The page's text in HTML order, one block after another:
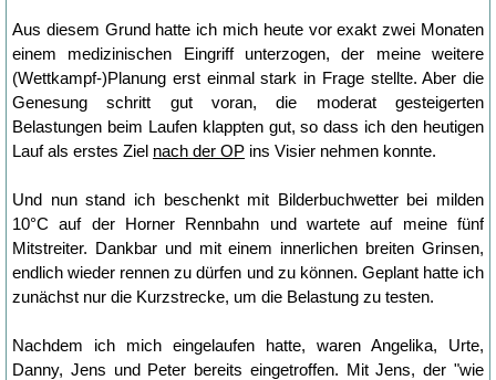
Aus diesem Grund hatte ich mich heute vor exakt zwei Monaten
einem medizinischen Eingriff unterzogen, der meine weitere
(Wettkampf-)Planung erst einmal stark in Frage stellte. Aber die
Genesung schritt gut voran, die moderat gesteigerten
Belastungen beim Laufen klappten gut, so dass ich den heutigen
Lauf als erstes Ziel nach der OP ins Visier nehmen konnte.
Und nun stand ich beschenkt mit Bilderbuchwetter bei milden
10°C auf der Horner Rennbahn und wartete auf meine fünf
Mitstreiter. Dankbar und mit einem innerlichen breiten Grinsen,
endlich wieder rennen zu dürfen und zu können. Geplant hatte ich
zunächst nur die Kurzstrecke, um die Belastung zu testen.
Nachdem ich mich eingelaufen hatte, waren Angelika, Urte,
Danny, Jens und Peter bereits eingetroffen. Mit Jens, der "wie